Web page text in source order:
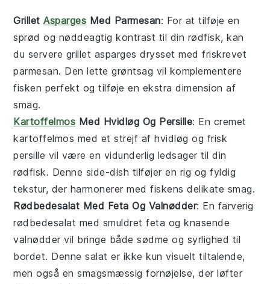
GrilletAsparges Med Parmesan: For at tilføje en
sprød og nøddeagtig kontrast til din rødfisk, kan
du servere grillet asparges drysset med friskrevet
parmesan. Den lettegrøntsag vil komplementere
fisken perfekt og tilføje en ekstra dimension af
smag.
Kartoffelmos Med Hvidløg Og Persille: En cremet
kartoffelmos med et strejf afhvidløg og frisk
persille vil være en vidunderlig ledsager til din
rødfisk. Denne side-dish tilføjer en rig og fyldig
tekstur, der harmonerer med fiskens delikate smag.
Rødbedesalat Med Feta Og Valnødder: En farverig
rødbedesalat med smuldretfeta og knasende
valnødder vil bringe både sødme og syrlighed til
bordet. Dennesalat er ikke kun visuelt tiltalende,
men også en smagsmæssig fornøjelse, der løfter